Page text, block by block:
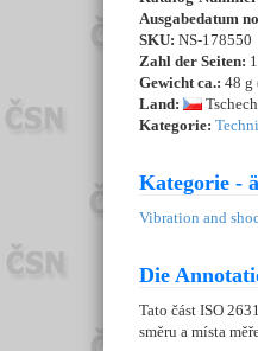
Ausgabedatum
SKU: NS-178550
Zahl der Seiten:
Gewicht ca.: 48 g
Land:
Kategorie:
Kategorie -
Vibration and
Die
Tato část ISO
směru a místa